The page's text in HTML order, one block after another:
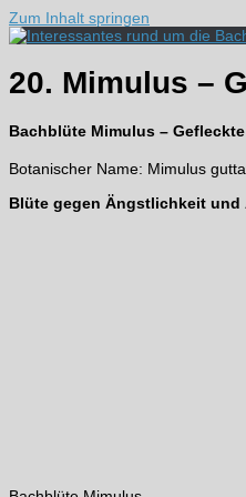
Zum Inhalt springen
20. Mimulus –
Bachblüte Mimulus –
Botanischer Name: Mimulus
Blüte gegen Ängstlichkeit